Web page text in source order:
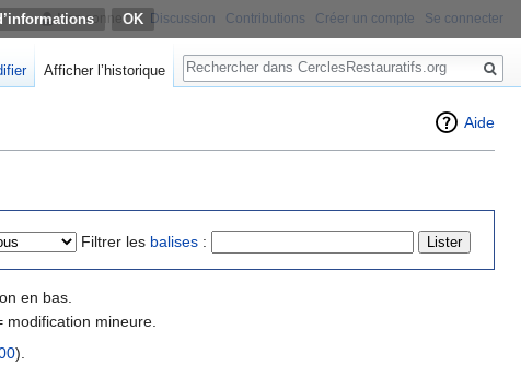
Aide
Filtrer les balises :
en bas.
modification mineure.
).
Non connecté Discussion Contributions Créer un compte Se connecter
Afficher l’historique
Rechercher